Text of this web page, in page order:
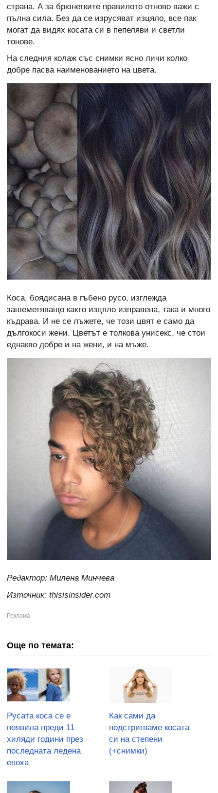
страна. А за брюнетките правилото отново важи с
пълна сила. Без да се изрусяват изцяло, все пак
могат да видях косата си в пепеляви и светли
тонове.
На следния колаж със снимки ясно личи колко
добре пасва наименованието на цвета.
Коса, боядисана в гъбено русо, изглежда
зашеметяващо както изцяло изправена, така и много
къдрава. И не се лъжете, че този цвят е само да
дългокоси жени. Цветът е толкова унисекс, че стои
еднакво добре и на жени, и на мъже.
Редактор: Милена Минчева
Източник: thisisinsider.com
Още по темата:
Русата коса се е
появила преди 11
хиляди години през
последната ледена
епоха
Как сами да
подстригваме косата
си на степени
(+снимки)